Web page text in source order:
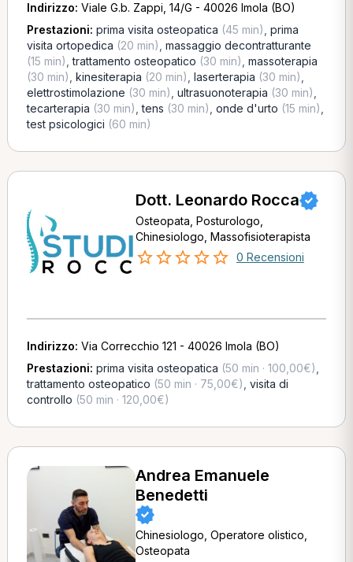
Indirizzo: Viale G.b. Zappi, 14/G - 40026 Imola (BO)
Prestazioni: prima visita osteopatica (45 min) prima
visita ortopedica (20 min) massaggio decontratturante
(15 min) ,trattamento osteopatico (30 min) massoterapia
(30 min) kinesiterapia (20 min) laserterapia (30 min)
elettrostimolazione (30 min) ultrasuonoterapia (30 min)
tecarterapia (30 min) ,tens (30 min) onde d'urto (15 min)
test psicologici (60 min)
Dott. Leonardo Rocca
Osteopata, Posturologo,
Chinesiologo, Massofisioterapista
0 Recensioni
Indirizzo: Via Correcchio 121 - 40026 Imola (BO)
Prestazioni: prima visita osteopatica (50 min · 100,00€)
trattamento osteopatico (50 min · 75,00€) visita di
controllo (50 min · 120,00€)
Andrea Emanuele
Benedetti
Chinesiologo, Operatore olistico,
Osteopata